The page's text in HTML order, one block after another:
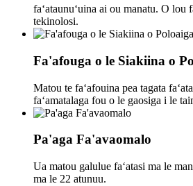
faʻataunuʻuina ai ou manatu. O lou
tekinolosi.
Fa'afouga o le Siakiina o
Matou te faʻafouina pea tagata
faʻamatalaga fou o le gaosiga i le
Pa'aga Fa'avaomalo
Ua matou galulue faʻatasi ma le
ma le 22 atunuu.